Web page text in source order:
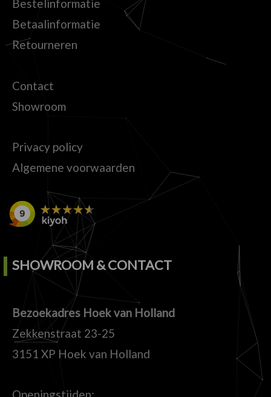
Bestelinformatie
Betaalinformatie
Retourneren
Contact
Showroom
Privacy policy
Algemene voorwaarden
SHOWROOM & CONTACT
Bezoekadres Hoek van Holland
Zekkenstraat 23-25
3151 XP Hoek van Holland